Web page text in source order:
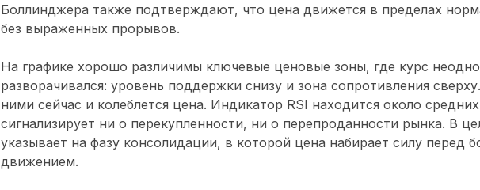
Боллинджера также подтверждают, что цена движется в пределах
без выраженных прорывов.
На графике хорошо различимы ключевые ценовые зоны, где курс
разворачивался: уровень поддержки снизу и зона сопротивления
ними сейчас и колеблется цена. Индикатор RSI находится около
сигнализирует ни о перекупленности, ни о перепроданности рынка. В
указывает на фазу консолидации, в которой цена набирает силу перед
движением.